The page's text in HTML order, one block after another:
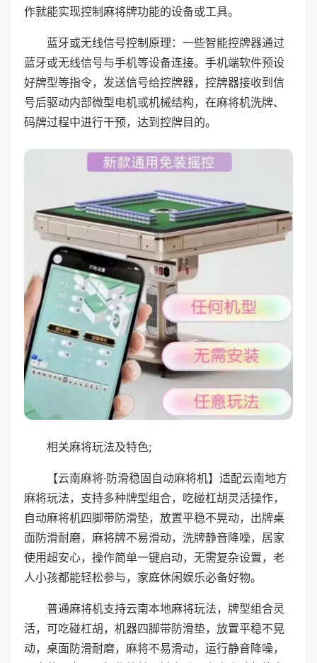
作就能实现控制麻将牌功能的设备或工具。
蓝牙或无线信号控制原理：一些智能控牌器通过
蓝牙或无线信号与手机等设备连接。手机端软件预设
好牌型等指令，发送信号给控牌器，控牌器接收到信
号后驱动内部微型电机或机械结构，在麻将机洗牌、
码牌过程中进行干预，达到控牌目的。
相关麻将玩法及特色;
【云南麻将·防滑稳固自动麻将机】适配云南地方
麻将玩法，支持多种牌型组合，吃碰杠胡灵活操作，
自动麻将机四脚带防滑垫，放置平稳不晃动，出牌桌
面防滑耐磨，麻将牌不易滑动，洗牌静音降噪，居家
使用超安心，操作简单一键启动，无需复杂设置，老
人小孩都能轻松参与，家庭休闲娱乐必备好物。
普通麻将机支持云南本地麻将玩法，牌型组合灵
活，可吃碰杠胡，机器四脚带防滑垫，放置平稳不晃
动，桌面防滑耐磨，麻将不易滑动，运行静音降噪，